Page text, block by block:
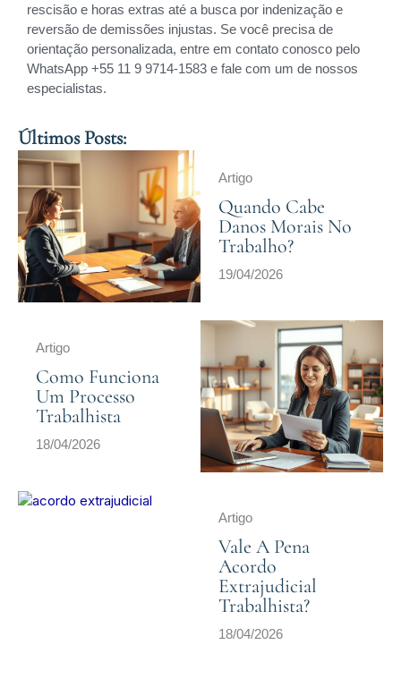
rescisão e horas extras até a busca por indenização e
reversão de demissões injustas. Se você precisa de
orientação personalizada, entre em contato conosco pelo
WhatsApp +55 11 9 9714-1583 e fale com um de nossos
especialistas.
Últimos Posts:
Artigo
Quando Cabe
Danos Morais No
Trabalho?
19/04/2026
Artigo
Como Funciona
Um Processo
Trabalhista
18/04/2026
Artigo
Vale A Pena
Acordo
Extrajudicial
Trabalhista?
18/04/2026